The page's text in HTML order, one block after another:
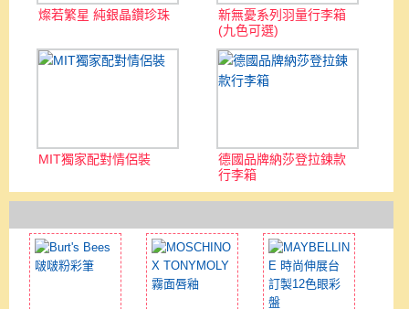
燦若繁星 純銀晶鑽珍珠
新無憂系列羽量行李箱
(九色可選)
MIT獨家配對情侶裝
德國品牌納莎登拉鍊款
行李箱